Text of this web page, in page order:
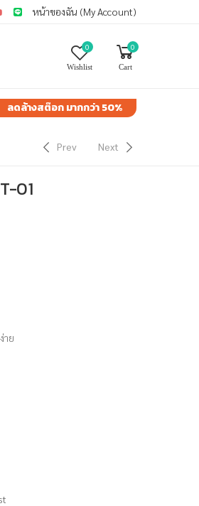
หน้าของฉัน (My Account)
0
Wishlist
0
Cart
ลดล้างสต๊อกมากกว่า 50%
Prev Next
01
าย